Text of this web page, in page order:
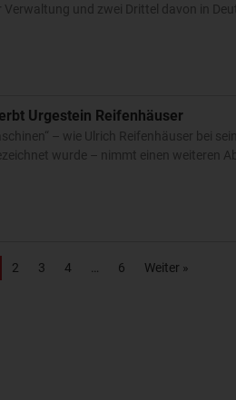
Verwaltung und zwei Drittel davon in
Urgestein Reifenhäuser
– wie Ulrich Reifenhäuser bei
wurde – nimmt einen weiteren
2 3 4 6 Weiter »